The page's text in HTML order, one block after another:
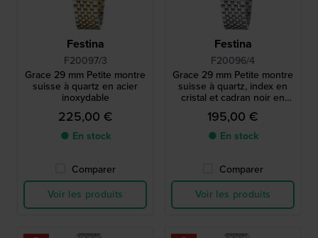
Festina
F20097/3
Grace 29 mm Petite montre
suisse à quartz en acier
inoxydable
225,00 €
● En stock
Comparer
Voir les produits
Festina
F20096/4
Grace 29 mm Petite montre
suisse à quartz, index en
cristal et cadran noir en
nacre.
195,00 €
● En stock
Comparer
Voir les produits